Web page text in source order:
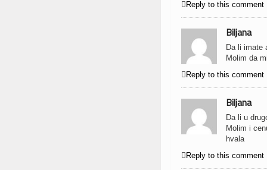
 Reply to this comment
Biljana
Da li imate
Molim da
 Reply to this comment
Biljana
Da li u
Molim i
hvala
 Reply to this comment